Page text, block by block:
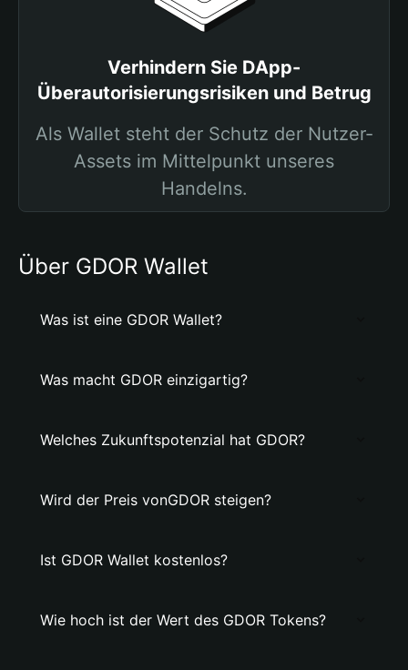
Verhindern Sie DApp-
Überautorisierungsrisiken und Betrug
Als Wallet steht der Schutz der Nutzer-
Assets im Mittelpunkt unseres
Handelns.
Über GDOR Wallet
Was ist eine GDOR Wallet?
Was macht GDOR einzigartig?
Welches Zukunftspotenzial hat GDOR?
Wird der Preis vonGDOR steigen?
Ist GDOR Wallet kostenlos?
Wie hoch ist der Wert des GDOR Tokens?